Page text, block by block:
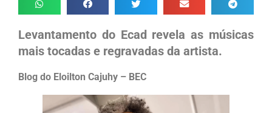
Levantamento do Ecad revela as músicas
mais tocadas e regravadas da artista.
Blog do Eloilton Cajuhy – BEC